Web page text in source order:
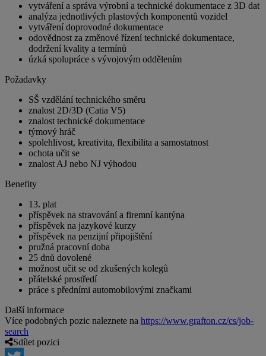
vytváření a správa výrobní a technické dokumentace z 3D dat
analýza jednotlivých plastových komponentů vozidel
vytváření doprovodné dokumentace
odovědnost za změnové řízení technické dokumentace,
dodržení kvality a termínů
úzká spolupráce s vývojovým oddělením
Požadavky
SŠ vzdělání technického směru
znalost 2D/3D (Catia V5)
znalost technické dokumentace
týmový hráč
spolehlivost, kreativita, flexibilita a samostatnost
ochota učit se
znalost AJ nebo NJ výhodou
Benefity
13. plat
příspěvek na stravování a firemní kantýna
příspěvek na jazykové kurzy
příspěvek na penzijní připojištění
pružná pracovní doba
25 dnů dovolené
možnost učit se od zkušených kolegů
přátelské prostředí
práce s předními automobilovými značkami
Další informace
Více podobných pozic naleznete na https://www.grafton.cz/cs/job-
search
Sdílet pozici